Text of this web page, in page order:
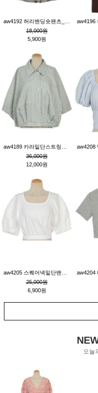
18,000원
5,900원
36,000원
12,000원
25,000원
6,900원
aw4204
오늘